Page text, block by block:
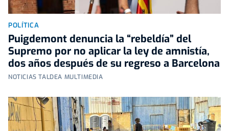
POLÍTICA
Puigdemont denuncia la “rebeldía” del
Supremo por no aplicar la ley de amnistía,
dos años después de su regreso a Barcelona
NOTICIAS TALDEA MULTIMEDIA